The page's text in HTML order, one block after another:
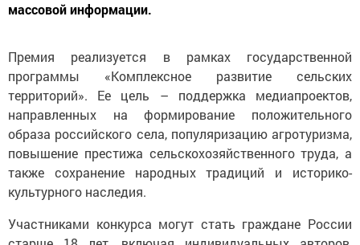
массовой информации.
Премия реализуется в рамках государственной
программы «Комплексное развитие сельских
территорий». Ее цель – поддержка медиапроектов,
направленных на формирование положительного
образа российского села, популяризацию агротуризма,
повышение престижа сельскохозяйственного труда, а
также сохранение народных традиций и историко-
культурного наследия.
Участниками конкурса могут стать граждане России